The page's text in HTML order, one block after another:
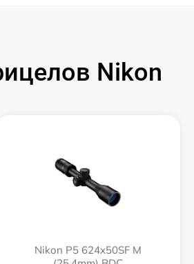
Nikon
Nikon P5 624x50SF M